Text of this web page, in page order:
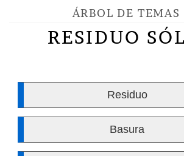
ÁRBOL DE TEMAS
RESIDUO
Residuo
Basura